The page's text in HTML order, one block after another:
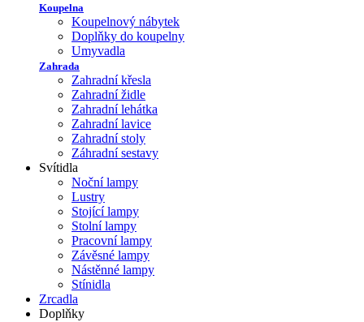
Koupelna
Koupelnový nábytek
Doplňky do koupelny
Umyvadla
Zahrada
Zahradní křesla
Zahradní židle
Zahradní lehátka
Zahradní lavice
Zahradní stoly
Záhradní sestavy
Svítidla
Noční lampy
Lustry
Stojící lampy
Stolní lampy
Pracovní lampy
Závěsné lampy
Nástěnné lampy
Stínidla
Zrcadla
Doplňky